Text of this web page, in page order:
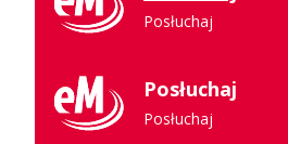
Posłuchaj
Posłuchaj
Posłuchaj